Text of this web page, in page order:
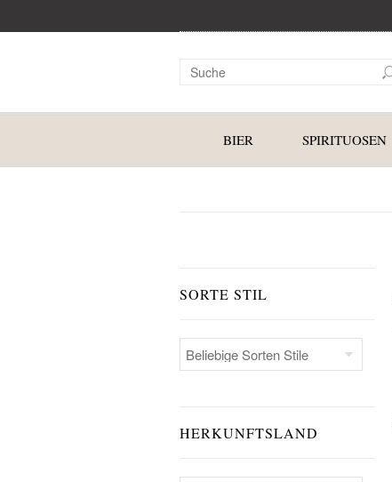
BIER SPIRITUOSEN
SORTE STIL
HERKUNFTSLAND